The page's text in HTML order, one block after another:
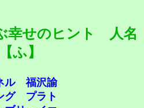
幸せのヒント 人名
ふ】
ル
福沢諭
グ
プラト